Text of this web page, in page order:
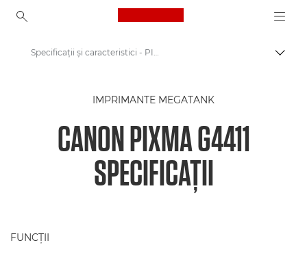
Canon Logo, back to
Imprimante Canon
Canon PIXMA G4411 - Canon Romania
Specificaţii şi caracteristici - PIXMA G4411
IMPRIMANTE MEGATANK
CANON PIXMA G4411
SPECIFICAŢII
FUNCŢII